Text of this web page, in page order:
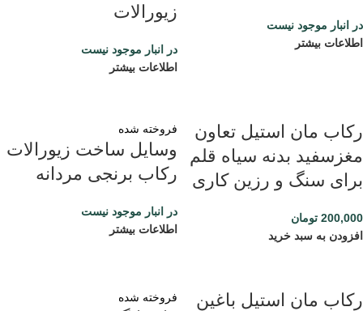
در انبار موجود نیست
اطلاعات بیشتر
زیورالات
در انبار موجود نیست
اطلاعات بیشتر
رکاب مان استیل تعاون
مغزسفید بدنه سیاه قلم
برای سنگ و رزین کاری
200,000 تومان
افزودن به سبد خرید
فروخته شده
وسایل ساخت زیورالات
رکاب برنجی مردانه
در انبار موجود نیست
اطلاعات بیشتر
رکاب مان استیل باغین فروخته شده